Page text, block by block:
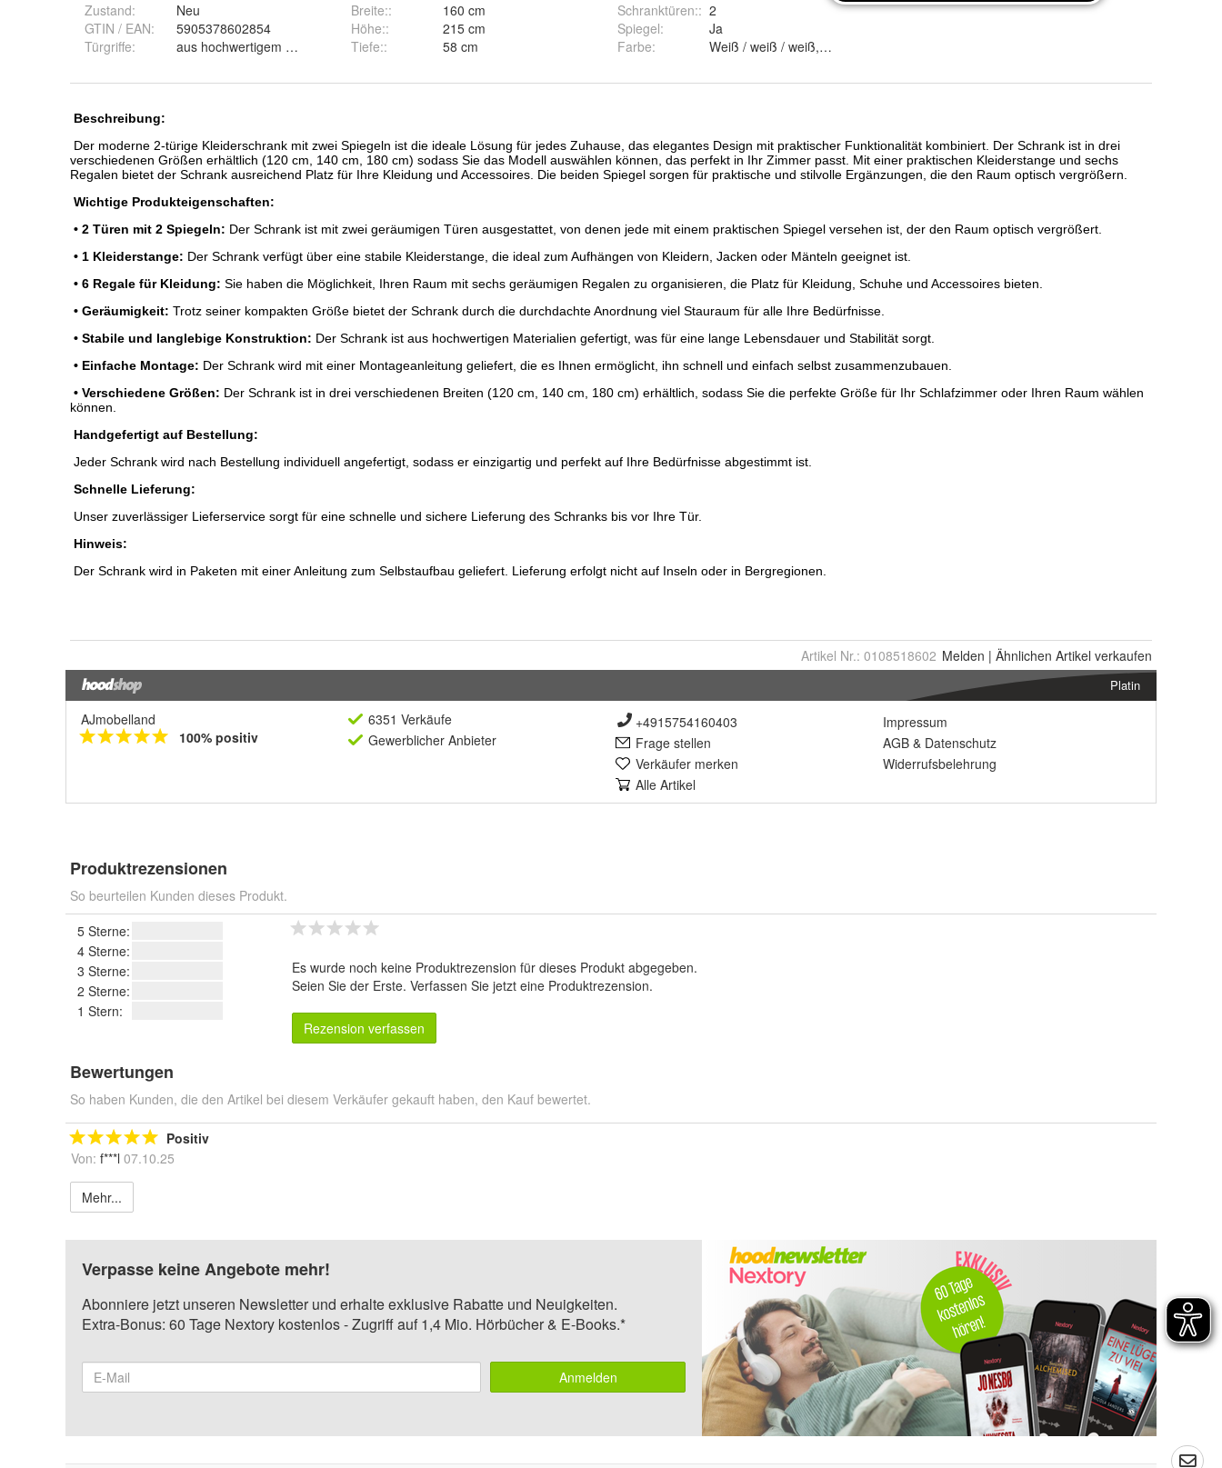
Zustand:
Neu
GTIN / EAN:
5905378602854
Türgriffe: aus hochwertigem ALUMINIUM
Breite::
160 cm
Höhe::
215 cm
Tiefe:: 58 cm
Schranktüren:: 2
Spiegel:
Ja
Farbe: Weiß / weiß / weiß, Weiß / sonoma / sonoma, Weiß / weiß / sonoma, Weiß / sonoma /
Artikel Nr.: 0108518602 Melden | Ähnlichen Artikel verkaufen
Platin
AJmobelland
100% positiv
6351 Verkäufe
Gewerblicher Anbieter
+4915754160403
Frage stellen
Verkäufer merken
Alle Artikel
Impressum
AGB & Datenschutz
Widerrufsbelehrung
Produktrezensionen
So beurteilen Kunden dieses Produkt.
5 Sterne:
4 Sterne:
3 Sterne:
2 Sterne:
1 Stern:
Es wurde noch keine Produktrezension für dieses Produkt abgegeben.
Seien Sie der Erste. Verfassen Sie jetzt eine Produktrezension.
Rezension verfassen
Bewertungen
So haben Kunden, die den Artikel bei diesem Verkäufer gekauft haben, den Kauf bewertet.
Positiv
Von: f***l 07.10.25
Mehr...
Verpasse keine Angebote mehr!
Abonniere jetzt unseren Newsletter und erhalte exklusive Rabatte und Neuigkeiten.
Extra-Bonus: 60 Tage Nextory kostenlos - Zugriff auf 1,4 Mio. Hörbücher & E-Books.*
Anmelden